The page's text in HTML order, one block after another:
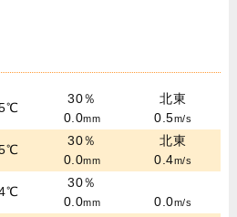
30％
0.0mm
北東
0.5m/s
30％
0.0mm
北東
0.4m/s
30％
0.0mm 0.0m/s